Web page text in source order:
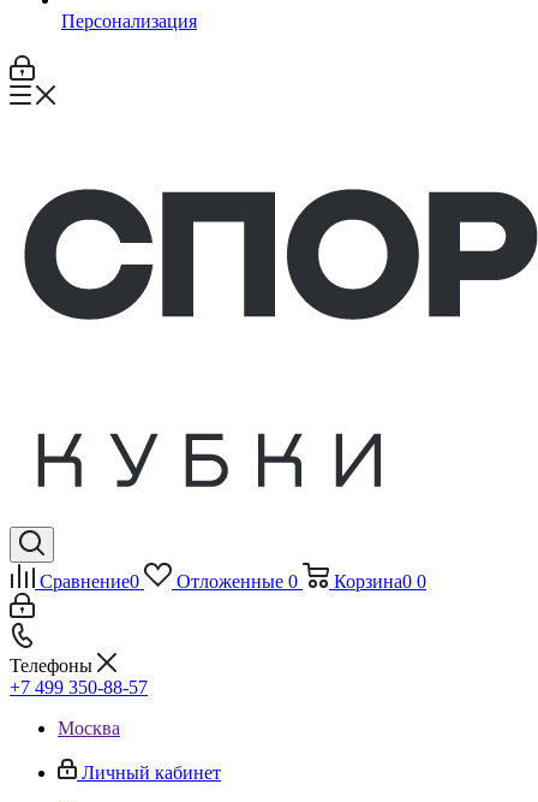
Персонализация
Сравнение0 Отложенные 0 Корзина0 0
Телефоны
+7 499 350-88-57
Москва
Личный кабинет